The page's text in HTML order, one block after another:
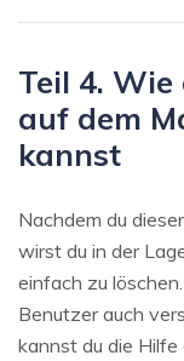
Teil 4.
auf dem
kannst
Nachdem du
wirst du in der
einfach zu
Benutzer auch
kannst du die